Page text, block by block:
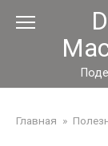
Главная »